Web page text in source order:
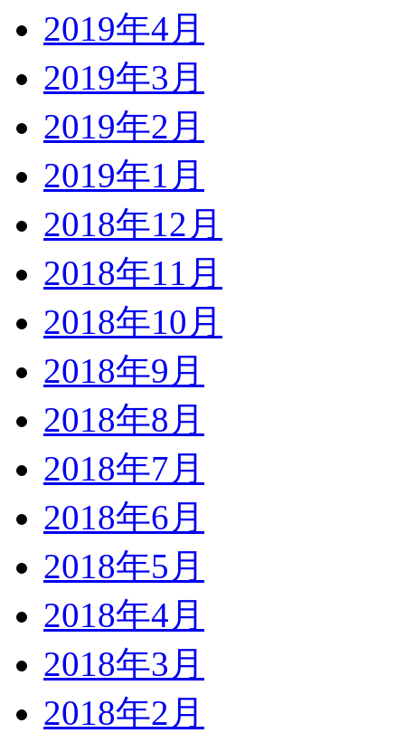
2019年4月
2019年3月
2019年2月
2019年1月
2018年12月
2018年11月
2018年10月
2018年9月
2018年8月
2018年7月
2018年6月
2018年5月
2018年4月
2018年3月
2018年2月